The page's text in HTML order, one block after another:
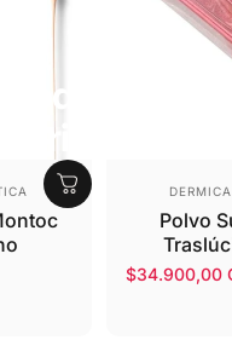
todos
Polvo
Precio de
$34.900,00
Precio